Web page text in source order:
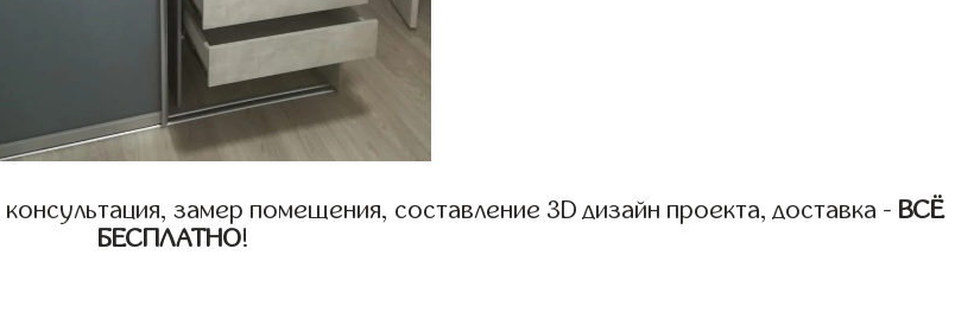
замер помещения, составление 3D дизайн проекта, доставка - ВСЁ
БЕСПЛАТНО!